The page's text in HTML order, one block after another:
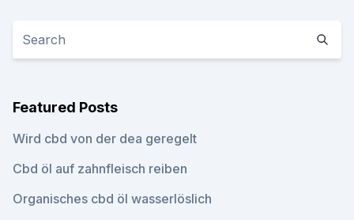
Featured Posts
Wird cbd von der dea geregelt
Cbd öl auf zahnfleisch reiben
Organisches cbd öl wasserlöslich